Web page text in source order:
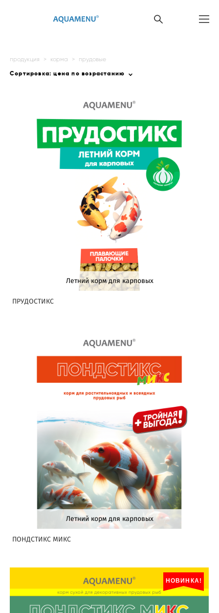
продукция > корма > прудовые
Сортировка: цена по возрастанию
Летний корм для карповых
ПРУДОСТИКС
Летний корм для карповых
ПОНДСТИКС МИКС
НОВИНКА!